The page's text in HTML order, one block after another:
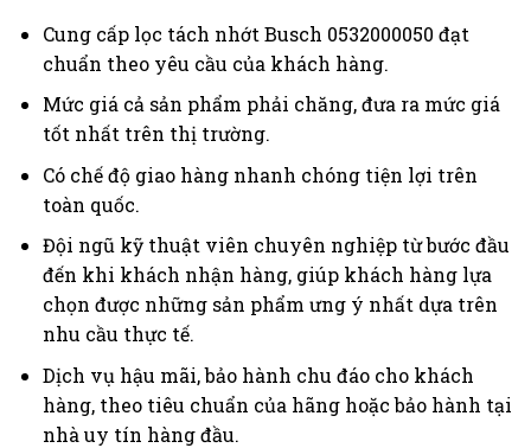
Cung cấp lọc tách nhớt Busch 0532000050 đạt
chuẩn theo yêu cầu của khách hàng.
Mức giá cả sản phẩm phải chăng, đưa ra mức giá
tốt nhất trên thị trường.
Có chế độ giao hàng nhanh chóng tiện lợi trên
toàn quốc.
Đội ngũ kỹ thuật viên chuyên nghiệp từ bước đầu
đến khi khách nhận hàng, giúp khách hàng lựa
chọn được những sản phẩm ưng ý nhất dựa trên
nhu cầu thực tế.
Dịch vụ hậu mãi, bảo hành chu đáo cho khách
hàng, theo tiêu chuẩn của hãng hoặc bảo hành tại
nhà uy tín hàng đầu.